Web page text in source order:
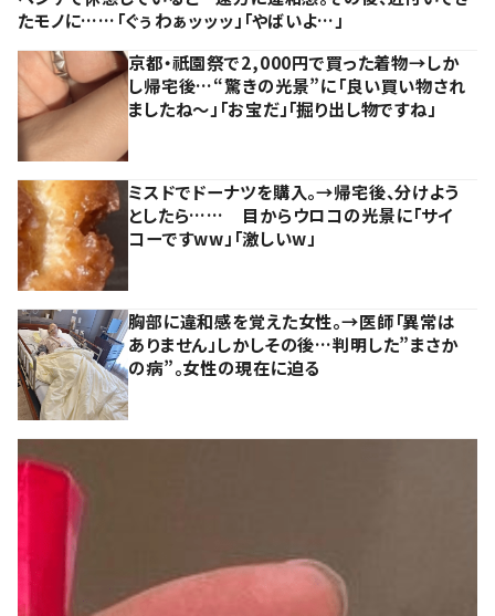
たモノに……「ぐぅわぁッッッ」「やばいよ…」
京都・祇園祭で2,000円で買った着物→しか
し帰宅後…“驚きの光景”に「良い買い物され
ましたね～」「お宝だ」「掘り出し物ですね」
ミスドでドーナツを購入。→帰宅後、分けよう
としたら…… 目からウロコの光景に「サイ
コーですww」「激しいw」
胸部に違和感を覚えた女性。→医師「異常は
ありません」しかしその後…判明した”まさか
の病”。女性の現在に迫る